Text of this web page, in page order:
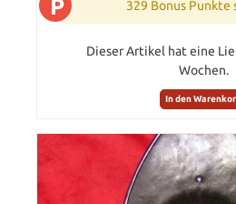
P 329 Bonus Punkte
Dieser Artikel hat eine
Wochen.
In den